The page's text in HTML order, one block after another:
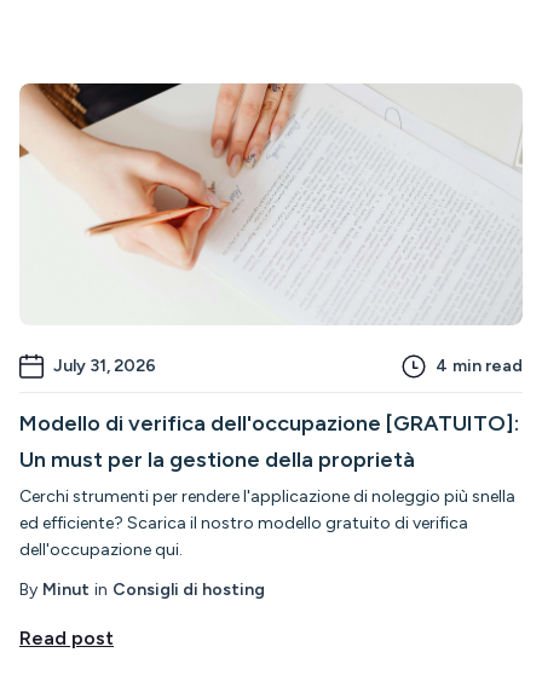
July 31, 2026 4 min read
Modello di verifica dell'occupazione [GRATUITO]:
Un must per la gestione della proprietà
Cerchi strumenti per rendere l'applicazione di noleggio più snella
ed efficiente? Scarica il nostro modello gratuito di verifica
dell'occupazione qui.
By Minut in Consigli di hosting
Read post